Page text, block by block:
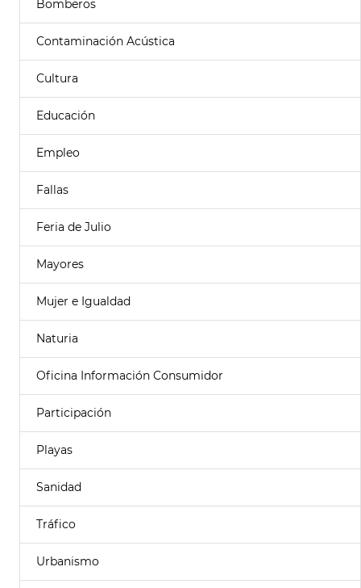
Bomberos
Contaminación Acústica
Cultura
Educación
Empleo
Fallas
Feria de Julio
Mayores
Mujer e Igualdad
Naturia
Oficina Información Consumidor
Participación
Playas
Sanidad
Tráfico
Urbanismo